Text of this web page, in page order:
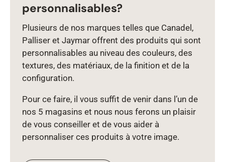
personnalisables?
Plusieurs de nos marques telles que Canadel,
Palliser et Jaymar offrent des produits qui sont
personnalisables au niveau des couleurs, des
textures, des matériaux, de la finition et de la
configuration.
Pour ce faire, il vous suffit de venir dans l’un de
nos 5 magasins et nous nous ferons un plaisir
de vous conseiller et de vous aider à
personnaliser ces produits à votre image.